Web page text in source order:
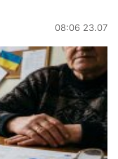
08:06 23.07